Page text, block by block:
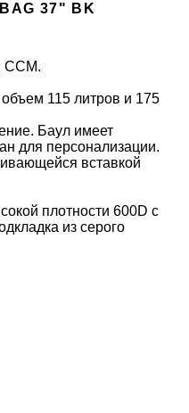
37" BK
CCM.
115 литров и 175
Баул имеет
для персонализации.
вставкой
плотности 600D c
из серого